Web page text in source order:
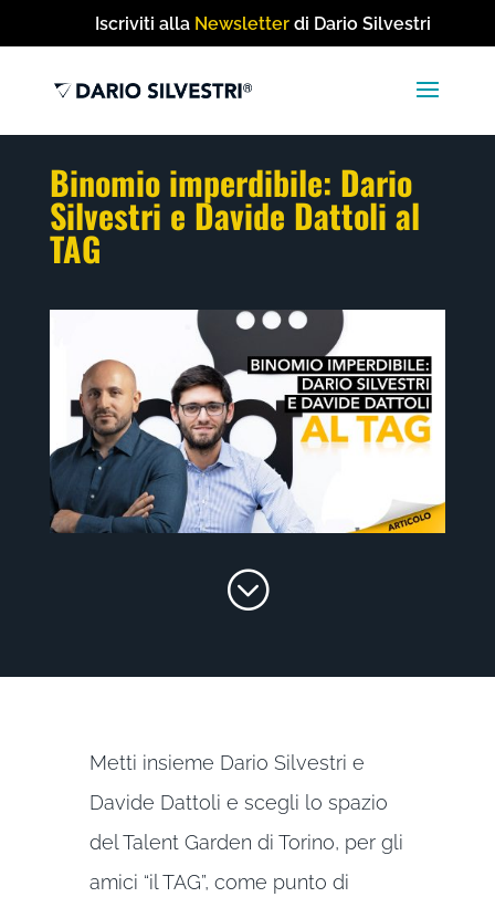
Iscriviti alla Newsletter di Dario Silvestri
Binomio imperdibile: Dario
Silvestri e Davide Dattoli al
TAG
;
Metti insieme Dario Silvestri e
Davide Dattoli e scegli lo spazio
del Talent Garden di Torino, per gli
amici “il TAG”, come punto di